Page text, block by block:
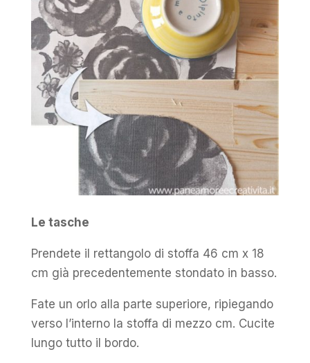
Le tasche
Prendete il rettangolo di stoffa 46 cm x 18
cm già precedentemente stondato in basso.
Fate un orlo alla parte superiore, ripiegando
verso l’interno la stoffa di mezzo cm. Cucite
lungo tutto il bordo.